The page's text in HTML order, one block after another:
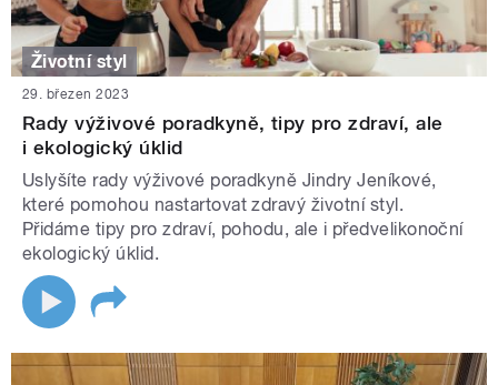
Životní styl
29. březen 2023
Rady výživové poradkyně, tipy pro zdraví, ale
i ekologický úklid
Uslyšíte rady výživové poradkyně Jindry Jeníkové,
které pomohou nastartovat zdravý životní styl.
Přidáme tipy pro zdraví, pohodu, ale i předvelikonoční
ekologický úklid.